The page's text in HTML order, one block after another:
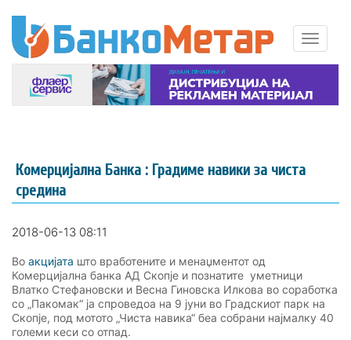
Комерцијална Банка : Градиме навики за чиста
средина
2018-06-13 08:11
Во акцијата што вработените и менаџментот од
Комерцијална банка АД Скопје и познатите уметници
Влатко Стефановски и Весна Гиновска Илкова во соработка
со „Пакомак“ ја спроведоа на 9 јуни во Градскиот парк на
Скопје, под мотото „Чиста навика“ беа собрани најмалку 40
големи кеси со отпад.